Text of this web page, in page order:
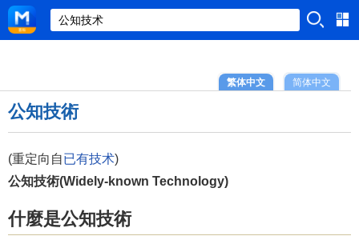
简体中文
繁体中文
公知技術
(重定向自已有技术)
公知技術(Widely-known Technology)
什麼是公知技術